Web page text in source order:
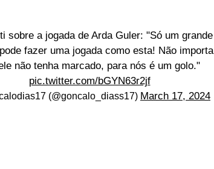
sobre a jogada de Arda Guler: "Só um grande
fazer uma jogada como esta! Não importa
não tenha marcado, para nós é um golo."
pic.twitter.com/bGYN63r2jf
(@goncalo_diass17) March 17, 2024